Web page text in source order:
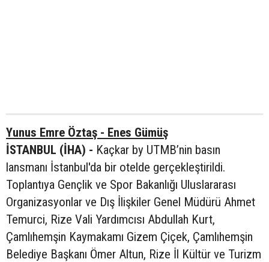
Yunus Emre Öztaş - Enes Gümüş
İSTANBUL (İHA) - Kaçkar by UTMB’nin basın
lansmanı İstanbul'da bir otelde gerçekleştirildi.
Toplantıya Gençlik ve Spor Bakanlığı Uluslararası
Organizasyonlar ve Dış İlişkiler Genel Müdürü Ahmet
Temurci, Rize Vali Yardımcısı Abdullah Kurt,
Çamlıhemşin Kaymakamı Gizem Çiçek, Çamlıhemşin
Belediye Başkanı Ömer Altun, Rize İl Kültür ve Turizm